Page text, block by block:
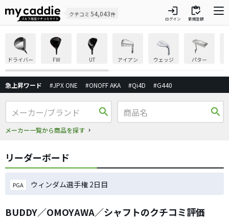
クチコミ 54,043件 login
ログイン
inventory
新規登録
ドライバー FW UT アイアン ウェッジ パター
急上昇ワード #JPX ONE #ONOFF AKA #Qi4D #G440
search
メーカー一覧から商品を探す
search
リーダーボード
PGA ウィンダム選手権 2日目
BUDDY／OMOYAWA／シャフトのクチコミ評価